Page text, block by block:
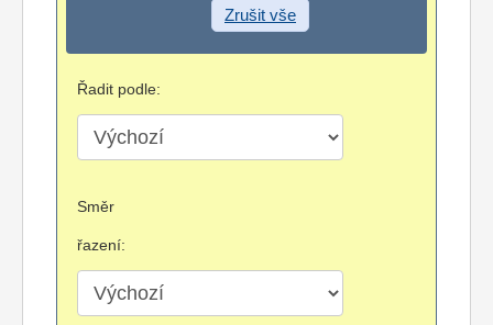
Zrušit vše
Řadit podle:
Směr
řazení: